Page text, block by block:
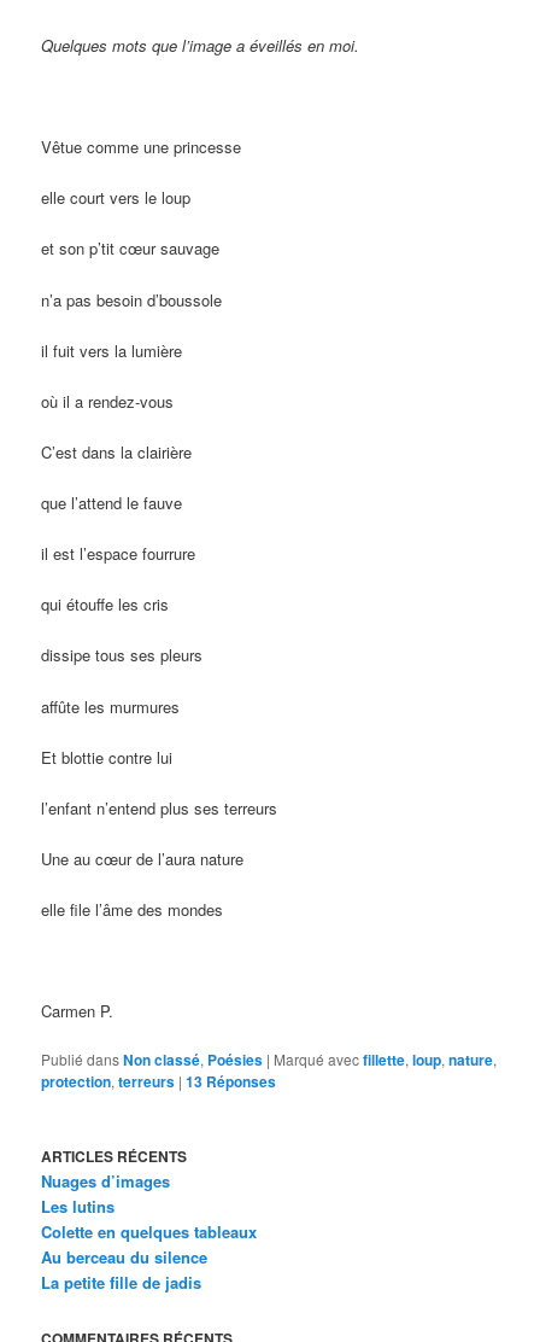
Quelques mots que l’image a éveillés en moi.
Vêtue comme une princesse
elle court vers le loup
et son p’tit cœur sauvage
n’a pas besoin d’boussole
il fuit vers la lumière
où il a rendez-vous
C’est dans la clairière
que l’attend le fauve
il est l’espace fourrure
qui étouffe les cris
dissipe tous ses pleurs
affûte les murmures
Et blottie contre lui
l’enfant n’entend plus ses terreurs
Une au cœur de l’aura nature
elle file l’âme des mondes
Carmen P.
Publié dansNon classé, Poésies | Marqué avecfillette,loup,nature,
protection,terreurs |13 Réponses
ARTICLES RÉCENTS
Nuages d’images
Les lutins
Colette en quelques tableaux
Au berceau du silence
La petite fille de jadis